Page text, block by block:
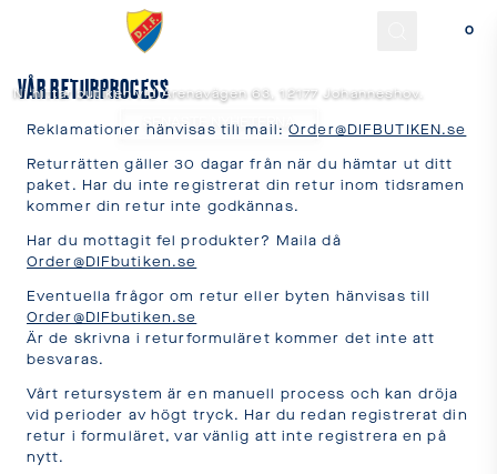
Språk
och
leverans
Välj
språk
och
leveransland
för
att
se
korrekta
priser,
leveranstider
och
0
DJURGÅRDSBUTIKEN
Ni hittar butiken vid Arenavägen 63, 12177 Johanneshov.
SENASTE NYHETERNA
VÅR RETURPROCESS
Reklamationer hänvisas till mail:Order@DIFBUTIKEN.se
Returrätten gäller 30 dagar från när du hämtar ut ditt
paket. Har du inte registrerat din retur inom tidsramen
kommer din retur inte godkännas.
Har du mottagit fel produkter? Maila då
Order@DIFbutiken.se
Eventuella frågor om retur eller byten hänvisas till
Order@DIFbutiken.se
Är de skrivna i returformuläret kommer det inte att
besvaras.
Vårt retursystem är en manuell process och kan dröja
vid perioder av högt tryck. Har du redan registrerat din
retur i formuläret, var vänlig att inte registrera en på
nytt.